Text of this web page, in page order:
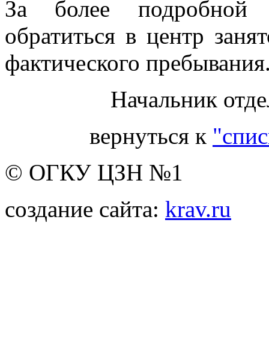
За более подробной
обратиться в центр
фактического
Начальник
вернуться к
© ОГКУ ЦЗН №1
создание сайта: krav.ru